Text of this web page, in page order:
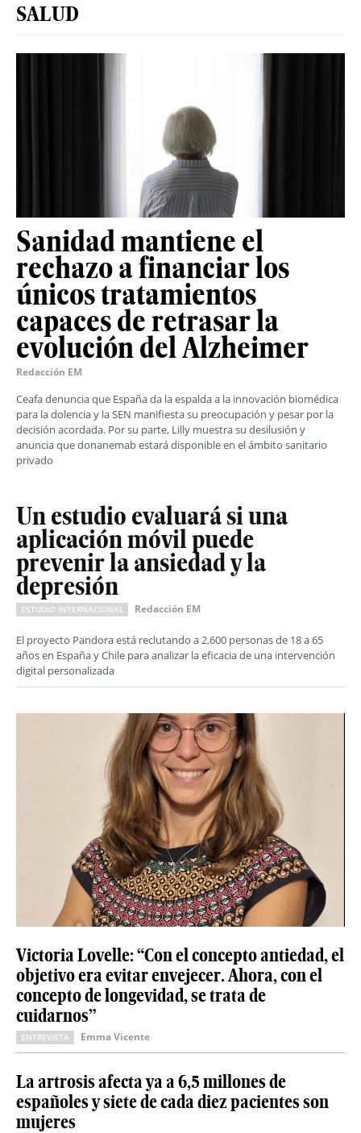
SALUD
Sanidad mantiene el
rechazo a financiar los
únicos tratamientos
capaces de retrasar la
evolución del Alzheimer
Redacción EM
Ceafa denuncia que España da la espalda a la innovación biomédica
para la dolencia y la SEN manifiesta su preocupación y pesar por la
decisión acordada. Por su parte, Lilly muestra su desilusión y
anuncia que donanemab estará disponible en el ámbito sanitario
privado
Un estudio evaluará si una
aplicación móvil puede
prevenir la ansiedad y la
depresión
ESTUDIO INTERNACIONAL Redacción EM
El proyecto Pandora está reclutando a 2.600 personas de 18 a 65
años en España y Chile para analizar la eficacia de una intervención
digital personalizada
Victoria Lovelle: “Con el concepto antiedad, el
objetivo era evitar envejecer. Ahora, con el
concepto de longevidad, se trata de
cuidarnos”
ENTREVISTA Emma Vicente
La artrosis afecta ya a 6,5 millones de
españoles y siete de cada diez pacientes son
mujeres